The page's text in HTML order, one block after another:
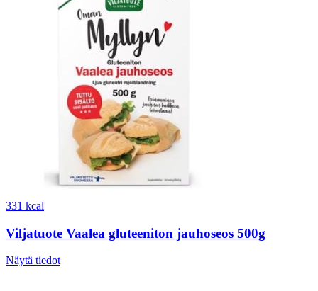
331 kcal
Viljatuote Vaalea gluteeniton jauhoseos 500g
Näytä tiedot